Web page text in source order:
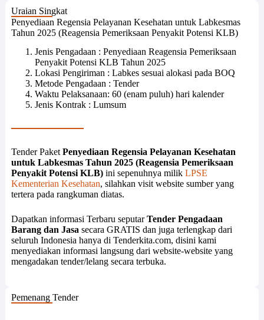
Uraian Singkat
Penyediaan Regensia Pelayanan Kesehatan untuk Labkesmas
Tahun 2025 (Reagensia Pemeriksaan Penyakit Potensi KLB)
Jenis Pengadaan : Penyediaan Reagensia Pemeriksaan
Penyakit Potensi KLB Tahun 2025
Lokasi Pengiriman : Labkes sesuai alokasi pada BOQ
Metode Pengadaan : Tender
Waktu Pelaksanaan: 60 (enam puluh) hari kalender
Jenis Kontrak : Lumsum
Tender Paket Penyediaan Regensia Pelayanan Kesehatan
untuk Labkesmas Tahun 2025 (Reagensia Pemeriksaan
Penyakit Potensi KLB)ini sepenuhnya milik LPSE
Kementerian Kesehatan, silahkan visit website sumber yang
tertera pada rangkuman diatas.
Dapatkan informasi Terbaru seputarTender Pengadaan
Barang dan Jasa secara GRATIS dan juga terlengkap dari
seluruh Indonesia hanya di Tenderkita.com, disini kami
menyediakan informasi langsung dari website-website yang
mengadakan tender/lelang secara terbuka.
Pemenang Tender